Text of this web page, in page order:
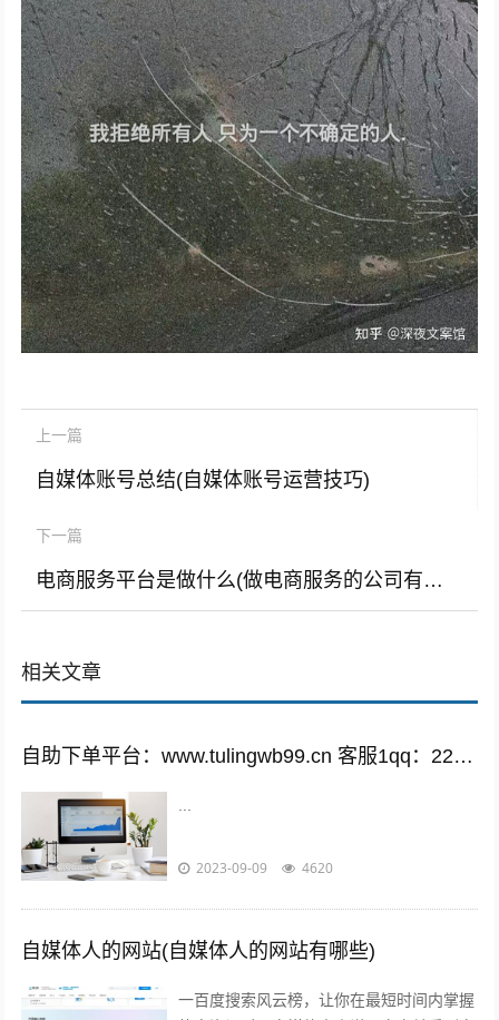
上一篇
自媒体账号总结(自媒体账号运营技巧)
下一篇
电商服务平台是做什么(做电商服务的公司有哪些)
相关文章
自助下单平台：www.tulingwb99.cn 客服1qq：2221028208 客服2qq：2221028208
2023-09-09 4620
自媒体人的网站(自媒体人的网站有哪些)
一百度搜索风云榜，让你在最短时间内掌握